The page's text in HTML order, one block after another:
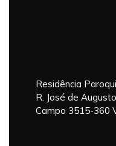
Residência
R. José de
Campo 3515-360